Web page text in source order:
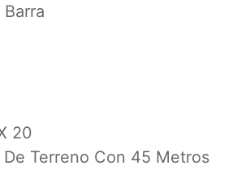
20
Terreno Con 45 Metros